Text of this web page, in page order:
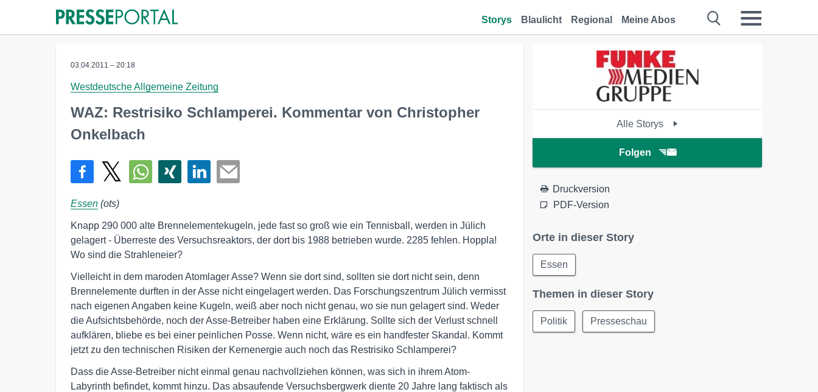
Storys Blaulicht Regional Meine Abos
03.04.2011 – 20:18
Westdeutsche Allgemeine Zeitung
WAZ: Restrisiko Schlamperei. Kommentar von Christopher
Onkelbach
Essen (ots)
Knapp 290 000 alte Brennelementekugeln, jede fast so groß wie ein Tennisball, werden in Jülich
gelagert - Überreste des Versuchsreaktors, der dort bis 1988 betrieben wurde. 2285 fehlen. Hoppla!
Wo sind die Strahleneier?
Vielleicht in dem maroden Atomlager Asse? Wenn sie dort sind, sollten sie dort nicht sein, denn
Brennelemente durften in der Asse nicht eingelagert werden. Das Forschungszentrum Jülich vermisst
nach eigenen Angaben keine Kugeln, weiß aber noch nicht genau, wo sie nun gelagert sind. Weder
die Aufsichtsbehörde, noch der Asse-Betreiber haben eine Erklärung. Sollte sich der Verlust schnell
aufklären, bliebe es bei einer peinlichen Posse. Wenn nicht, wäre es ein handfester Skandal. Kommt
jetzt zu den technischen Risiken der Kernenergie auch noch das Restrisiko Schlamperei?
Dass die Asse-Betreiber nicht einmal genau nachvollziehen können, was sich in ihrem Atom-
Labyrinth befindet, kommt hinzu. Das absaufende Versuchsbergwerk diente 20 Jahre lang faktisch als
Alle Storys
Folgen
Druckversion
PDF-Version
Orte in dieser Story
Essen
Themen in dieser Story
Politik Presseschau